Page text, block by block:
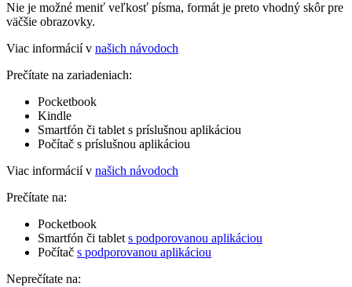
Nie je možné meniť veľkosť písma, formát je preto vhodný skôr pre
väčšie obrazovky.
Viac informácií v našich návodoch
Prečítate na zariadeniach:
Pocketbook
Kindle
Smartfón či tablet s príslušnou aplikáciou
Počítač s príslušnou aplikáciou
Viac informácií v našich návodoch
Prečítate na:
Pocketbook
Smartfón či tablet s podporovanou aplikáciou
Počítač s podporovanou aplikáciou
Neprečítate na: